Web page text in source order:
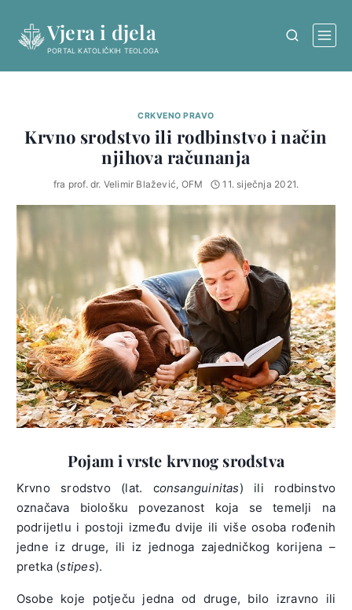
content
Vjera i djela
PORTAL KATOLIČKIH TEOLOGA
CRKVENO PRAVO
Krvno srodstvo ili rodbinstvo i način
njihova računanja
fra prof. dr. Velimir Blažević, OFM 11. siječnja 2021.
Pojam i vrste krvnog srodstva
Krvno srodstvo (lat. consanguinitas) ili rodbinstvo
označava biološku povezanost koja se temelji na
podrijetlu i postoji između dvije ili više osoba rođenih
jedne iz druge, ili iz jednoga zajedničkog korijena –
pretka (stipes).
Osobe koje potječu jedna od druge, bilo izravno ili